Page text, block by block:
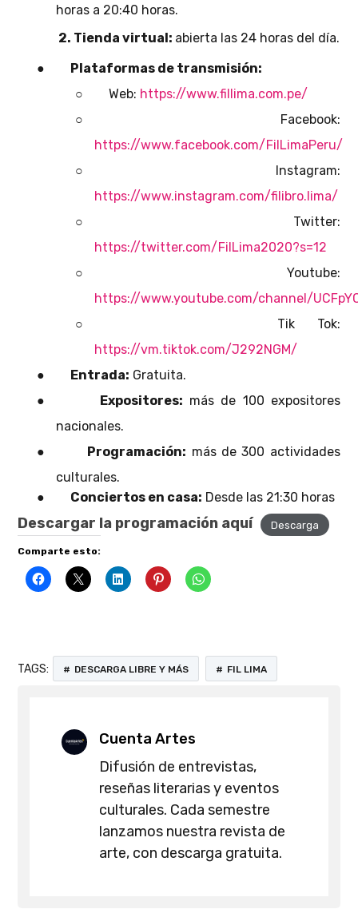
horas a 20:40 horas.
2. Tienda virtual: abierta las 24 horas del día.
●
Plataformas de transmisión:
○
Web: https://www.fillima.com.pe/
○
Facebook:
https://www.facebook.com/FilLimaPeru/
○
Instagram:
https://www.instagram.com/filibro.lima/
○
Twitter:
https://twitter.com/FilLima2020?s=12
○
Youtube:
https://www.youtube.com/channel/
○
Tik Tok:
https://vm.tiktok.com/J292NGM/
●
Entrada: Gratuita.
●
Expositores: más de 100 expositores
nacionales.
●
Programación: más de 300 actividades
culturales.
●
Conciertos en casa: Desde las 21:30 horas
Descargar la programación aquí Descarga
Comparte esto:
TAGS: DESCARGA LIBRE Y MÁS FIL LIMA
Cuenta Artes
Difusión de entrevistas,
reseñas literarias y eventos
culturales. Cada semestre
lanzamos nuestra revista de
arte, con descarga gratuita.